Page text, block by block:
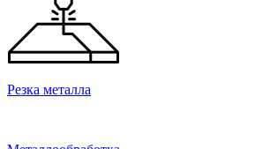
Резка металла